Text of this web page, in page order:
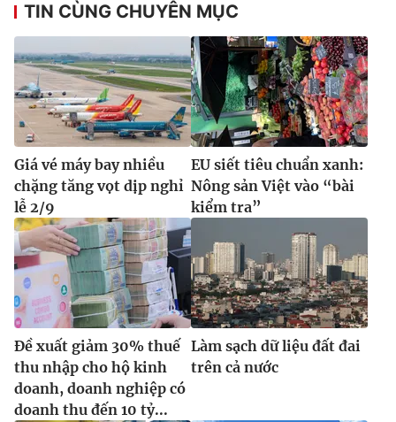
TIN CÙNG CHUYÊN MỤC
Giá vé máy bay nhiều
chặng tăng vọt dịp nghỉ
lễ 2/9
EU siết tiêu chuẩn xanh:
Nông sản Việt vào “bài
kiểm tra”
Đề xuất giảm 30% thuế
thu nhập cho hộ kinh
doanh, doanh nghiệp có
doanh thu đến 10 tỷ...
Làm sạch dữ liệu đất đai
trên cả nước